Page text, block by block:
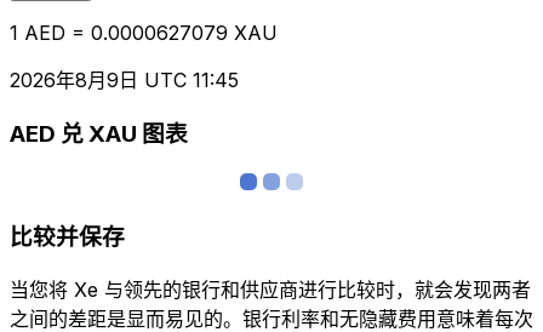
1 AED = 0.0000627079 XAU
2026年8月9日 UTC 11:45
AED 兑 XAU 图表
比较并保存
当您将 Xe 与领先的银行和供应商进行比较时，就会发现两者
之间的差距是显而易见的。银行利率和无隐藏费用意味着每次